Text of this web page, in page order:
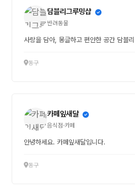
담블리그루밍샵
반려동물
사랑을 담아, 몽글하고 편안한 공간 담블
동구
카페잎새달
음식점·카페
안녕하세요. 카페잎새달입니다.
동구